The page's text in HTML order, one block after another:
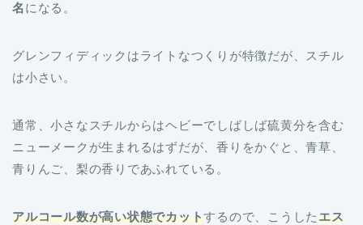
名になる。
グレンフィディックはライトなつくりが特徴だが、スチル
は小さい。
通常、小さなスチルからはヘビーでしばしば硫黄分を含む
ニューメークが生まれるはずだが、香りをかぐと、青草、
青りんご、梨の香りであふれている。
アルコール数が高い状態でカットするので、こうしたエス